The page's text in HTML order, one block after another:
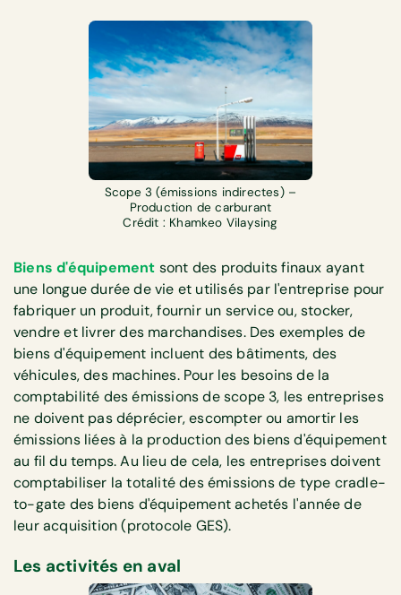
Scope 3 (émissions indirectes) –
Production de carburant
Crédit : Khamkeo Vilaysing
Biens d'équipement sont des produits finaux ayant
une longue durée de vie et utilisés par l'entreprise pour
fabriquer un produit, fournir un service ou, stocker,
vendre et livrer des marchandises. Des exemples de
biens d'équipement incluent des bâtiments, des
véhicules, des machines. Pour les besoins de la
comptabilité des émissions de scope 3, les entreprises
ne doivent pas déprécier, escompter ou amortir les
émissions liées à la production des biens d'équipement
au fil du temps. Au lieu de cela, les entreprises doivent
comptabiliser la totalité des émissions de type cradle-
to-gate des biens d'équipement achetés l'année de
leur acquisition (protocole GES).
Les activités en aval